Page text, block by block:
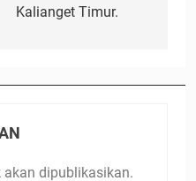
Kalianget Timur.
dipublikasikan.